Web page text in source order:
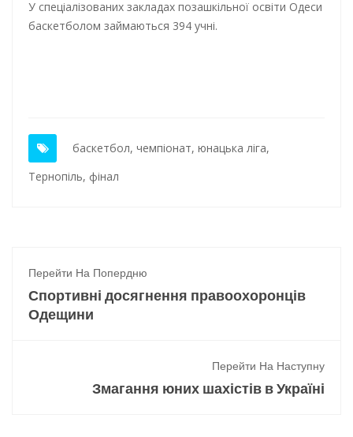
У спеціалізованих закладах позашкільної освіти Одеси
баскетболом займаються 394 учні.
баскетбол, чемпіонат, юнацька ліга,
Тернопіль, фінал
Перейти На Попердню
Спортивні досягнення правоохоронців
Одещини
Перейти На Наступну
Змагання юних шахістів в Україні